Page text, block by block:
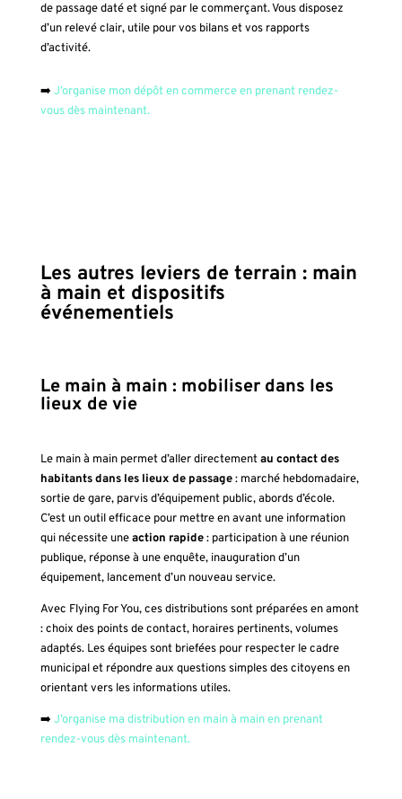
de passage daté et signé par le commerçant. Vous disposez
d’un relevé clair, utile pour vos bilans et vos rapports
d’activité.
➡️ J’organise mon dépôt en commerce en prenant rendez-
vous dès maintenant.
Les autres leviers de terrain : main
à main et dispositifs
événementiels
Le main à main : mobiliser dans les
lieux de vie
Le main à main permet d’aller directementau contact des
habitants dans les lieux de passage: marché hebdomadaire,
sortie de gare, parvis d’équipement public, abords d’école.
C’est un outil efficace pour mettre en avant une information
qui nécessite uneaction rapide: participation à une réunion
publique, réponse à une enquête, inauguration d’un
équipement, lancement d’un nouveau service.
Avec Flying For You, ces distributions sont préparées en amont
: choix des points de contact, horaires pertinents, volumes
adaptés. Les équipes sont briefées pour respecter le cadre
municipal et répondre aux questions simples des citoyens en
orientant vers les informations utiles.
➡️ J’organise ma distribution en main à main en prenant
rendez-vous dès maintenant.